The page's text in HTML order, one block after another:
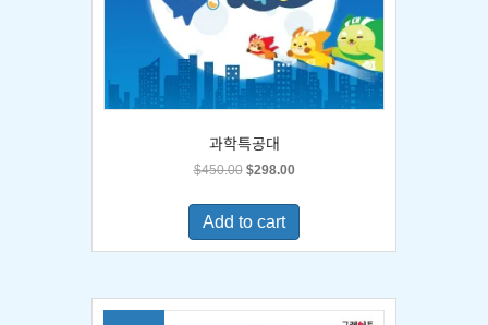
과학특공대
$450.00 Original
was:
$450.00.
$298.00Current
is:
Add to cart